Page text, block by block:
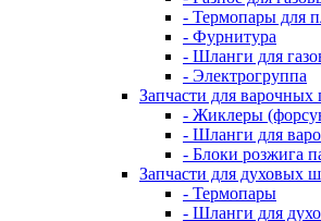
- Термопары для
- Фурнитура
- Шланги для
- Электрогруппа
Запчасти для варочных
- Жиклеры
- Шланги для
- Блоки розжига
Запчасти для духовых
- Термопары
- Шланги для